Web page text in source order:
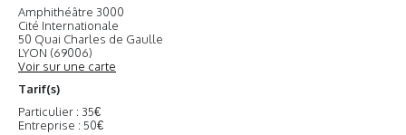
Amphithéâtre 3000
Cité Internationale
50 Quai Charles de Gaulle
LYON (69006)
Voir sur une carte
Tarif(s)
Particulier : 35€
Entreprise : 50€